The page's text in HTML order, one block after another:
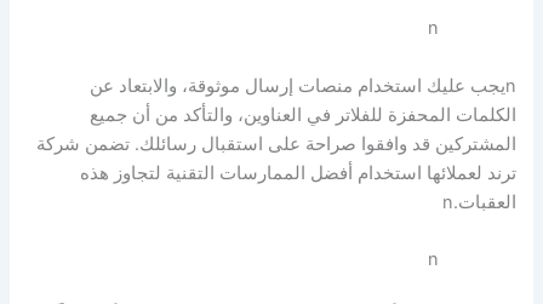
n
nيجب عليك استخدام منصات إرسال موثوقة، والابتعاد عن
الكلمات المحفزة للفلاتر في العناوين، والتأكد من أن جميع
المشتركين قد وافقوا صراحة على استقبال رسائلك. تضمن شركة
ترند لعملائها استخدام أفضل الممارسات التقنية لتجاوز هذه
العقبات.n
n